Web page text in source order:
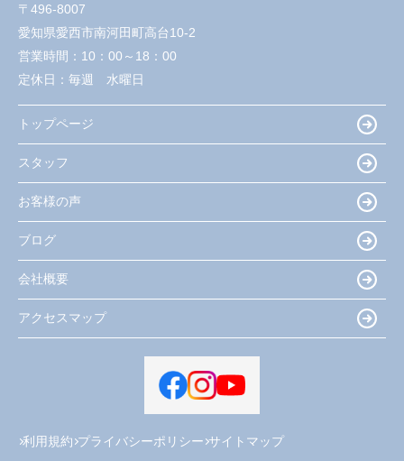
〒496-8007
愛知県愛西市南河田町高台10-2
営業時間： 10：00～18：00
定休日： 毎週 水曜日
トップページ
スタッフ
お客様の声
ブログ
会社概要
アクセスマップ
利用規約 プライバシーポリシー サイトマップ